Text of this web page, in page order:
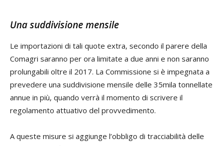
Una suddivisione mensile
Le importazioni di tali quote extra, secondo il parere della
Comagri saranno per ora limitate a due anni e non saranno
prolungabili oltre il 2017. La Commissione si è impegnata a
prevedere una suddivisione mensile delle 35mila tonnellate
annue in più, quando verrà il momento di scrivere il
regolamento attuativo del provvedimento.
A queste misure si aggiunge l’obbligo di tracciabilità delle